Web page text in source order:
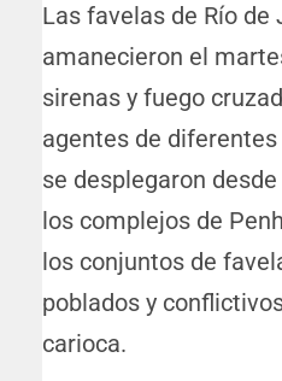
Las favelas de Río de
amanecieron el
sirenas y fuego
agentes de
se desplegaron
los complejos de
los conjuntos de
poblados y
carioca.